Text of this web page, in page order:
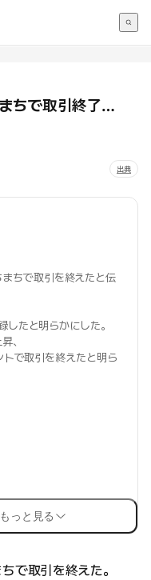
ちで取引終了…
出典
ちで取引を終えたと伝
たと明らかにした。
、
で取引を終えたと明ら
っと見る
で取引を終えた。